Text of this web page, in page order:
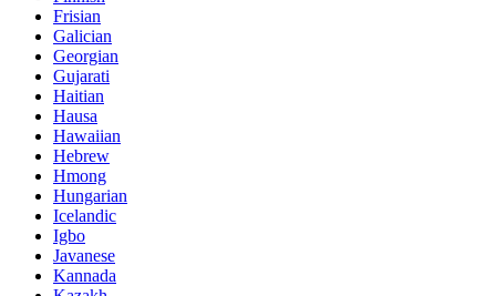
Frisian
Galician
Georgian
Gujarati
Haitian
Hausa
Hawaiian
Hebrew
Hmong
Hungarian
Icelandic
Igbo
Javanese
Kannada